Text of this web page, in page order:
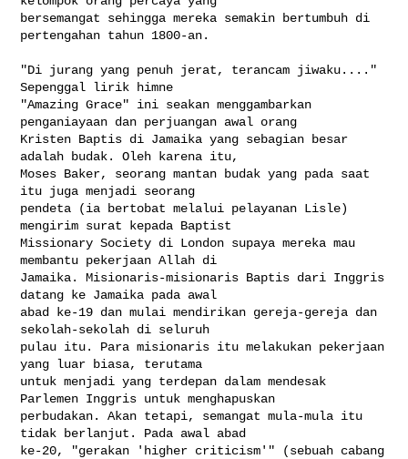
bersemangat sehingga mereka semakin bertumbuh di
pertengahan tahun 1800-an.
"Di jurang yang penuh jerat, terancam jiwaku...."
Sepenggal lirik himne
"Amazing Grace" ini seakan menggambarkan
penganiayaan dan perjuangan awal orang
Kristen Baptis di Jamaika yang sebagian besar
adalah budak. Oleh karena itu,
Moses Baker, seorang mantan budak yang pada saat
itu juga menjadi seorang
pendeta (ia bertobat melalui pelayanan Lisle)
mengirim surat kepada Baptist
Missionary Society di London supaya mereka mau
membantu pekerjaan Allah di
Jamaika. Misionaris-misionaris Baptis dari Inggris
datang ke Jamaika pada awal
abad ke-19 dan mulai mendirikan gereja-gereja dan
sekolah-sekolah di seluruh
pulau itu. Para misionaris itu melakukan pekerjaan
yang luar biasa, terutama
untuk menjadi yang terdepan dalam mendesak
Parlemen Inggris untuk menghapuskan
perbudakan. Akan tetapi, semangat mula-mula itu
tidak berlanjut. Pada awal abad
ke-20, "gerakan 'higher criticism'" (sebuah cabang